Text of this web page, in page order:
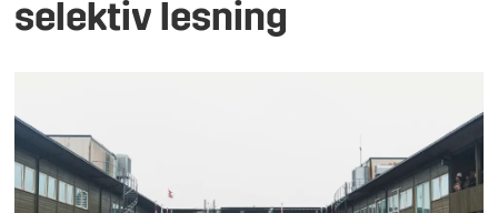
selektiv lesning